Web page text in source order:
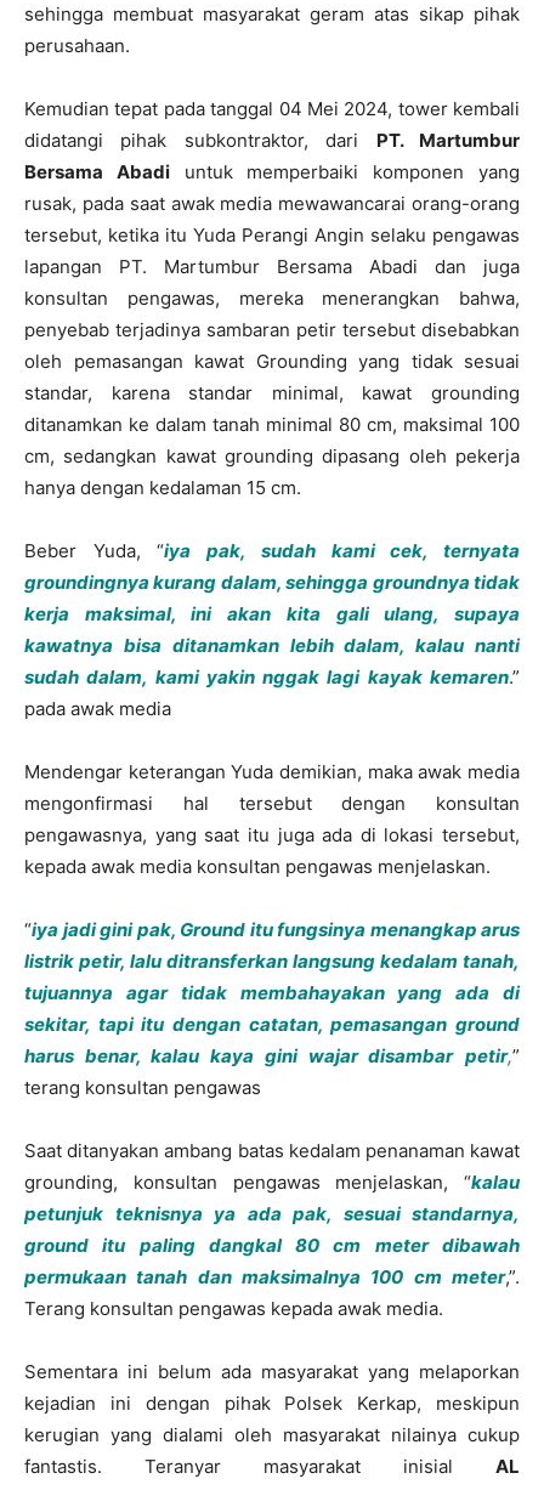
sehingga membuat masyarakat geram atas sikap pihak
perusahaan.
Kemudian tepat pada tanggal 04 Mei 2024, tower kembali
didatangi pihak subkontraktor, dari PT. Martumbur
Bersama Abadiuntuk memperbaiki komponen yang
rusak, pada saat awak media mewawancarai orang-orang
tersebut, ketika itu Yuda Perangi Angin selaku pengawas
lapangan PT. Martumbur Bersama Abadi dan juga
konsultan pengawas, mereka menerangkan bahwa,
penyebab terjadinya sambaran petir tersebut disebabkan
oleh pemasangan kawat Grounding yang tidak sesuai
standar, karena standar minimal, kawat grounding
ditanamkan ke dalam tanah minimal 80 cm, maksimal 100
cm, sedangkan kawat grounding dipasang oleh pekerja
hanya dengan kedalaman 15 cm.
Beber Yuda, “iya pak, sudah kami cek, ternyata
groundingnya kurang dalam, sehingga groundnya tidak
kerja maksimal, ini akan kita gali ulang, supaya
kawatnya bisa ditanamkan lebih dalam, kalau nanti
sudah dalam, kami yakin nggak lagi kayak kemaren.”
pada awak media
Mendengar keterangan Yuda demikian, maka awak media
mengonfirmasi hal tersebut dengan konsultan
pengawasnya, yang saat itu juga ada di lokasi tersebut,
kepada awak media konsultan pengawas menjelaskan.
“iya jadi gini pak, Ground itu fungsinya menangkap arus
listrik petir, lalu ditransferkan langsung kedalam tanah,
tujuannya agar tidak membahayakan yang ada di
sekitar, tapi itu dengan catatan, pemasangan ground
harus benar, kalau kaya gini wajar disambar petir,”
terang konsultan pengawas
Saat ditanyakan ambang batas kedalam penanaman kawat
grounding, konsultan pengawas menjelaskan, “kalau
petunjuk teknisnya ya ada pak, sesuai standarnya,
ground itu paling dangkal 80 cm meter dibawah
permukaan tanah dan maksimalnya 100 cm meter,”.
Terang konsultan pengawas kepada awak media.
Sementara ini belum ada masyarakat yang melaporkan
kejadian ini dengan pihak Polsek Kerkap, meskipun
kerugian yang dialami oleh masyarakat nilainya cukup
fantastis. Teranyar masyarakat inisial AL